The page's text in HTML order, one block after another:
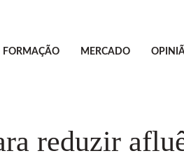
FORMAÇÃO MERCADO
reduzir